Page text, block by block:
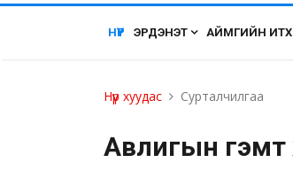
НҮҮР ЭРДЭНЭТ АЙМГИЙН ИТХ
Нүүр хуудас Сурталчилгаа
Авлигын гэмт